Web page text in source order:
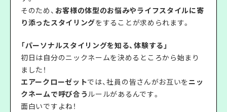
そのため、 お客様の体型のお悩みやライフスタイルに寄
り添ったスタイリングをすることが求められます。
「パーソナルスタイリングを知る、体験する」
初日は自分のニックネームを決めるところから始まり
ました！
エアークローゼットでは、社員の皆さんがお互いをニッ
クネームで呼び合うルールがあるんです。
面白いですよね！